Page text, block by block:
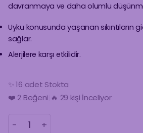
davranmaya ve daha olumlu
Uyku konusunda yaşanan sıkıntıların
sağlar.
Alerjilere karşı etkilidir.
✨ 16 adet Stokta
❤️ 2 Beğeni
🔥 29 kişi İnceliyor
🛒 3 Kişinin Sepetinde!
YEŞİL FUKSİT (FUCHSİTE) DOĞAL